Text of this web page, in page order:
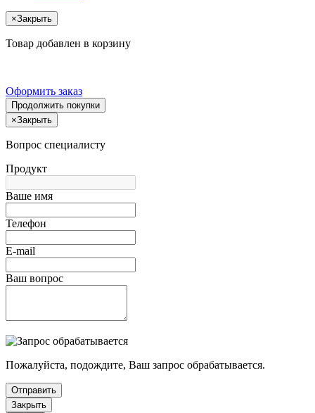
×Закрыть
Товар добавлен в корзину
Оформить заказ
Продолжить покупки
×Закрыть
Вопрос специалисту
Продукт
Ваше имя
Телефон
E-mail
Ваш вопрос
Пожалуйста, подождите, Ваш запрос обрабатывается.
Отправить
Закрыть